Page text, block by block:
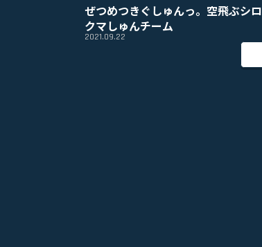
ぜつめつきぐしゅんっ。空飛ぶシロ
クマしゅんチーム
2021.09.22